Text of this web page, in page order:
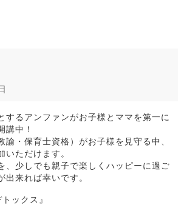
するアンファンがお子様とママを第一に
講中！
諭・保育士資格）がお子様を見守る中、
いただけます。
、少しでも親子で楽しくハッピーに過ご
出来れば幸いです。
ックス』